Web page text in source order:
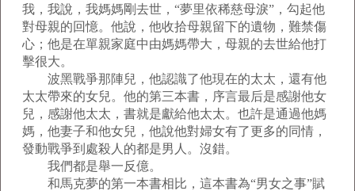
我，我說，我媽媽剛去世，“夢里依稀慈母淚”，勾起他
對母親的回憶。他說，他收拾母親留下的遺物，難禁傷
心；他是在單親家庭中由媽媽帶大，母親的去世給他打
擊很大。
波黑戰爭那陣兒，他認識了他現在的太太，還有他
太太帶來的女兒。他的第三本書，序言最后是感謝他女
兒，感謝他太太，書就是獻給他太太。也許是通過他媽
媽，他妻子和他女兒，他說他對婦女有了更多的同情，
發動戰爭到處殺人的都是男人。沒錯。
我們都是舉一反億。
和馬克夢的第一本書相比，這本書為“男女之事”賦